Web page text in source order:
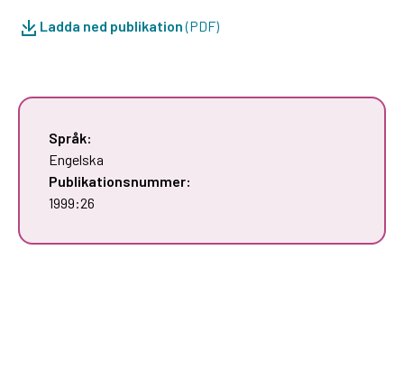
Ladda ned publikation(PDF)
Språk:
Engelska
Publikationsnummer:
1999:26